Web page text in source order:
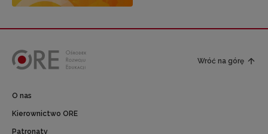
Wróć na górę
O nas
Kierownictwo ORE
Patronaty